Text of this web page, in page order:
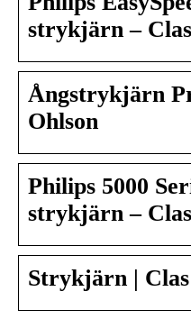
strykjärn –
Ångstrykjärn
Ohlson
Philips 5000
strykjärn –
Strykjärn |